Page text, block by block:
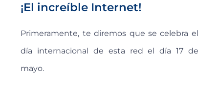
¡El increíble Internet!
Primeramente, te diremos que se celebra el
día internacional de esta red el día 17 de
mayo.